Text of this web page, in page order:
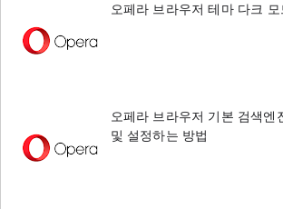
오페라 브라우저 테마 다크
오페라 브라우저 기본 검색엔
및 설정하는 방법